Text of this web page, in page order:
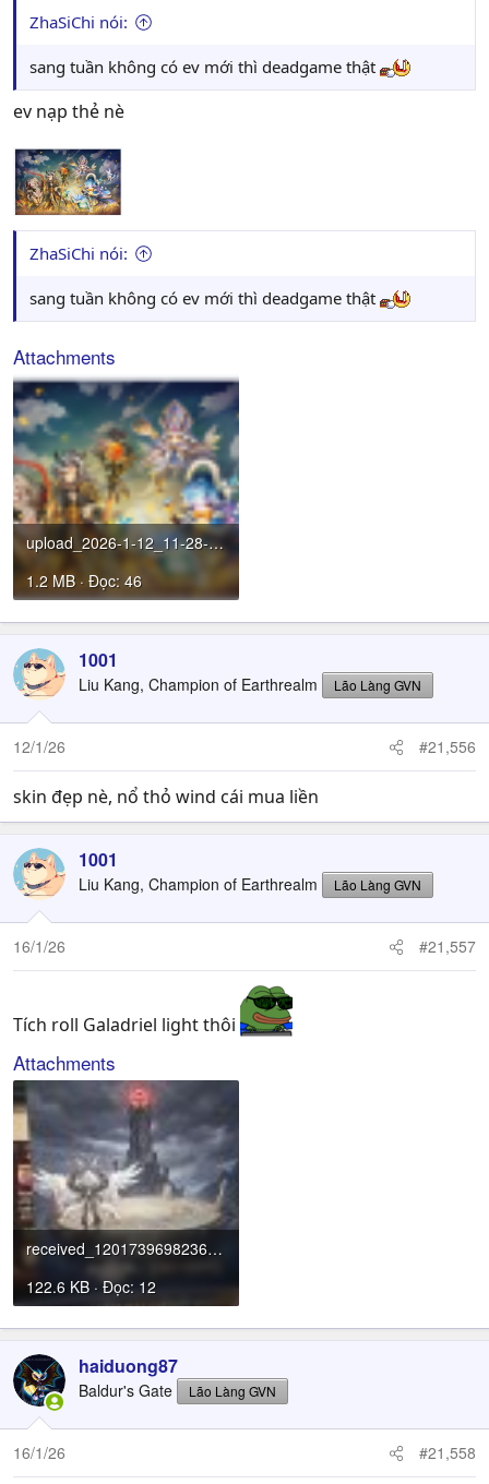
ZhaSiChi nói:
sang tuần không có ev mới thì deadgame thật
ev nạp thẻ nè
ZhaSiChi nói:
sang tuần không có ev mới thì deadgame thật
Attachments
upload_2026-1-12_11-28-8.png
1.2 MB · Đọc: 46
1001
Liu Kang, Champion of Earthrealm Lão Làng GVN
12/1/26 #21,556
skin đẹp nè, nổ thỏ wind cái mua liền
1001
Liu Kang, Champion of Earthrealm Lão Làng GVN
16/1/26 #21,557
Tích roll Galadriel light thôi
Attachments
received_1201739698236712.jpeg
122.6 KB · Đọc: 12
haiduong87
Baldur's Gate Lão Làng GVN
16/1/26 #21,558